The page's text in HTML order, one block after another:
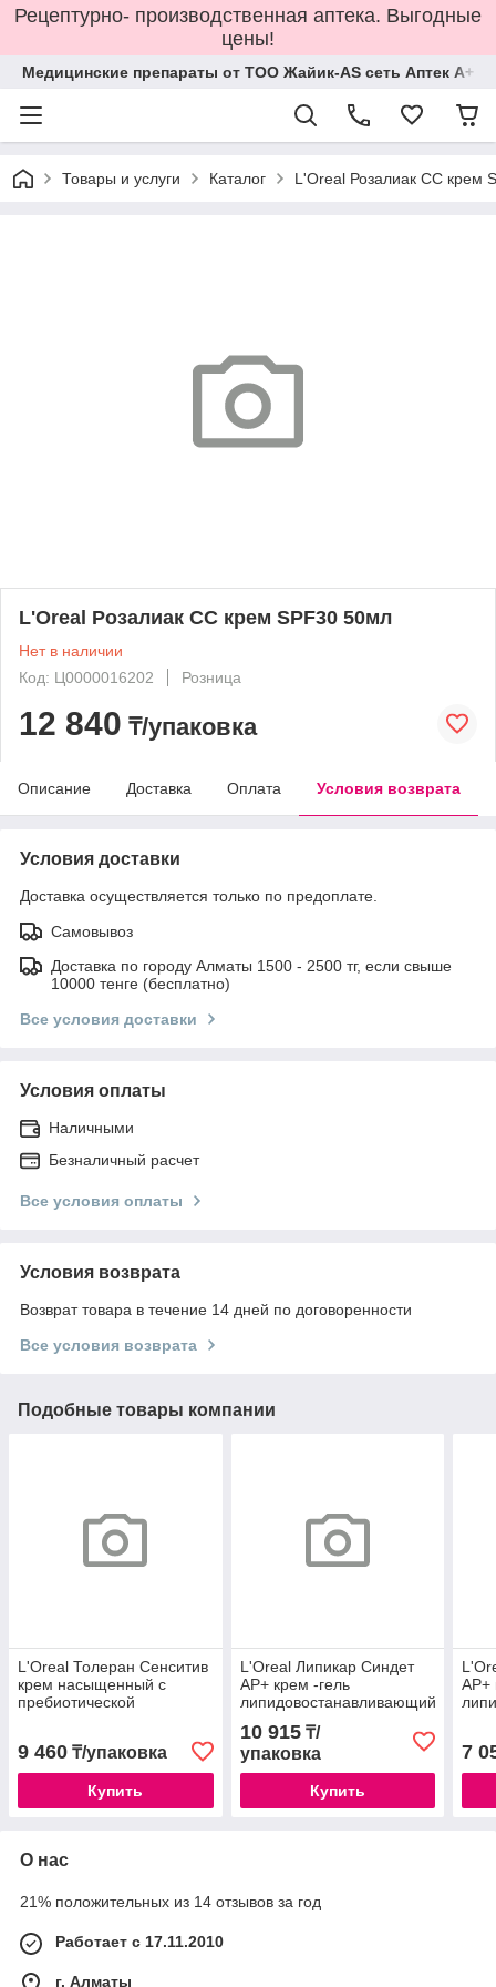
Рецептурно- производственная аптека. Выгодные
цены!
Медицинские препараты от ТОО Жайик-AS сеть Аптек А+
Товары и услуги Каталог L'Oreal Розалиак СС крем
L'Oreal Розалиак СС крем SPF30 50мл
Нет в наличии
Код: Ц0000016202
Розница
12 840 ₸/упаковка
Описание Доставка Оплата Условия возврата
Условия доставки
Доставка осуществляется только по предоплате.
Самовывоз
Доставка по городу Алматы 1500 - 2500 тг, если свыше
10000 тенге (бесплатно)
Все условия доставки
Условия оплаты
Наличными
Безналичный расчет
Все условия оплаты
Условия возврата
Возврат товара в течение 14 дней по договоренности
Все условия возврата
Подобные товары компании
L'Oreal Толеран Сенситив
крем насыщенный с
пребиотической
9 460 ₸/упаковка
Купить
L'Oreal Липикар Синдет
АР+ крем -гель
липидовостанавливающий
тела 400мл
10 915₸/
упаковка
Купить
АР+
7
О нас
21% положительных из 14 отзывов за год
Работает с 17.11.2010
г. Алматы